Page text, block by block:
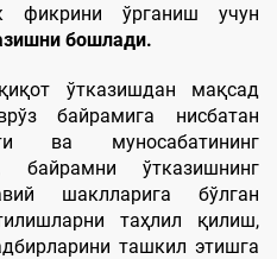
фикрини ўрганиш учун
бошлади.
ўтказишдан мақсад
байрамига нисбатан
ва муносабатининг
байрамни ўтказишнинг
шаклларига бўлган
таҳлил қилиш,
ташкил этишга